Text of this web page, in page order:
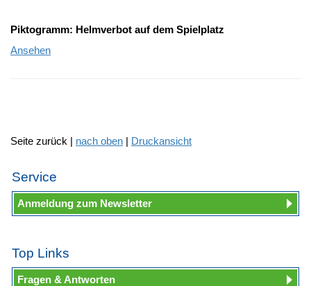
Piktogramm: Helmverbot auf dem Spielplatz
Ansehen
Seite zurück | nach oben | Druckansicht
Service
Anmeldung zum Newsletter
Top Links
Fragen & Antworten